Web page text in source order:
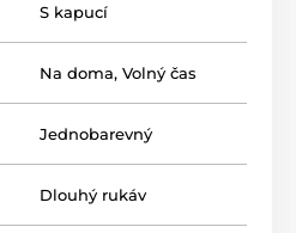
S kapucí
Na doma, Volný čas
Jednobarevný
Dlouhý rukáv